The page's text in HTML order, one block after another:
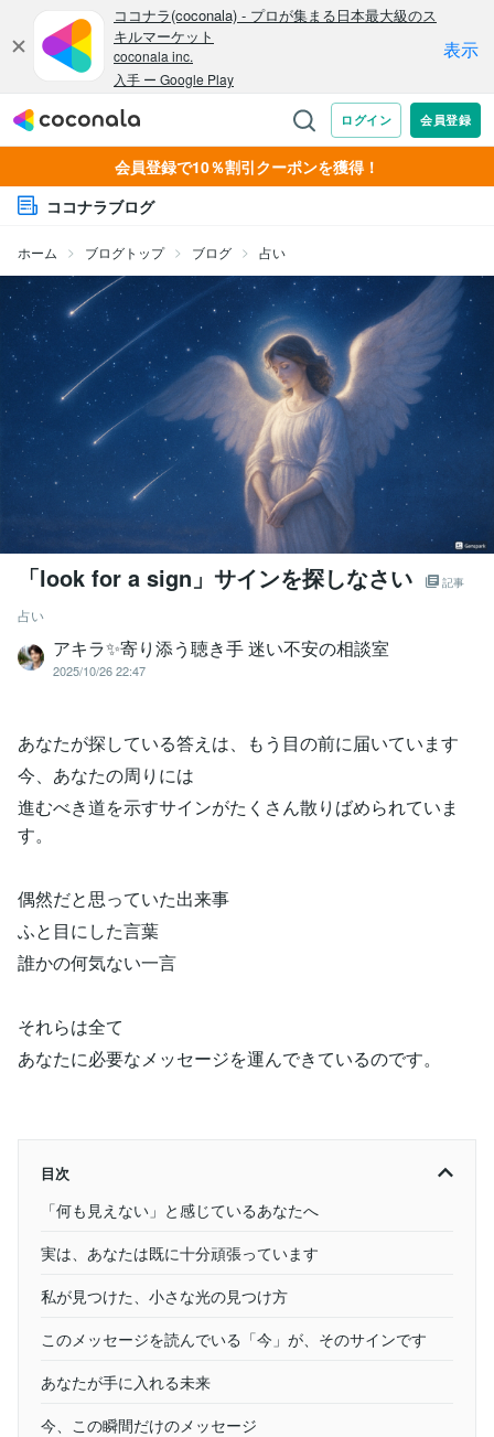
会員登録で10％割引クーポンを獲得！
ココナラブログ
ホーム ブログトップ ブログ 占い
「look for a sign」サインを探しなさい 記事
占い
アキラ✨寄り添う聴き手 迷い不安の相談室
2025/10/26 22:47
あなたが探している答えは、もう目の前に届いています
今、あなたの周りには
進むべき道を示すサインがたくさん散りばめられていま
す。
偶然だと思っていた出来事
ふと目にした言葉
誰かの何気ない一言
それらは全て
あなたに必要なメッセージを運んできているのです。
目次
「何も見えない」と感じているあなたへ
実は、あなたは既に十分頑張っています
私が見つけた、小さな光の見つけ方
このメッセージを読んでいる「今」が、そのサインです
あなたが手に入れる未来
今、この瞬間だけのメッセージ